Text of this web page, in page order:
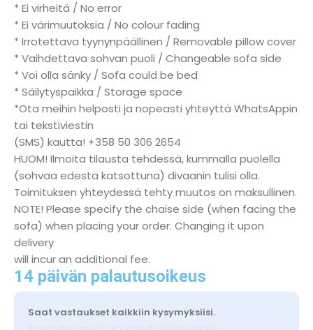
* Ei virheitä / No error
* Ei värimuutoksia / No colour fading
* Irrotettava tyynynpäällinen / Removable pillow cover
* Vaihdettava sohvan puoli / Changeable sofa side
* Voi olla sänky / Sofa could be bed
* Säilytyspaikka / Storage space
*Ota meihin helposti ja nopeasti yhteyttä WhatsAppin
tai tekstiviestin
(SMS) kautta! +358 50 306 2654
HUOM! Ilmoita tilausta tehdessä, kummalla puolella
(sohvaa edestä katsottuna) divaanin tulisi olla.
Toimituksen yhteydessä tehty muutos on maksullinen.
NOTE! Please specify the chaise side (when facing the
sofa) when placing your order. Changing it upon
delivery
will incur an additional fee.
14 päivän palautusoikeus
Saat vastaukset kaikkiin kysymyksiisi.